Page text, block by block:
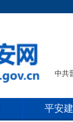
中共
平安